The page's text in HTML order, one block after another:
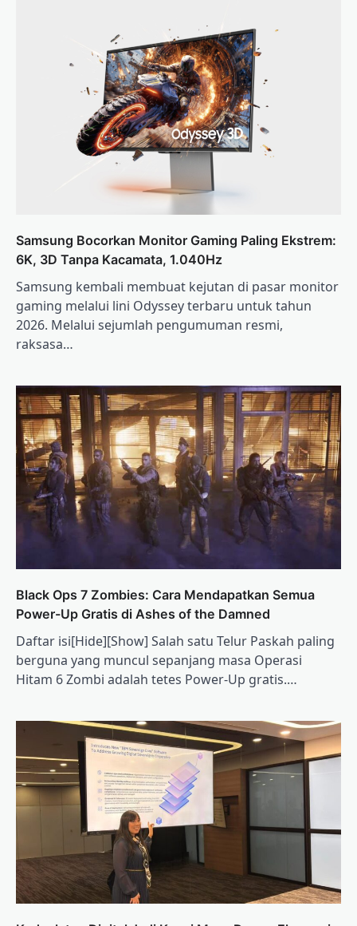
Samsung Bocorkan Monitor Gaming Paling Ekstrem:
6K, 3D Tanpa Kacamata, 1.040Hz
Samsung kembali membuat kejutan di pasar monitor
gaming melalui lini Odyssey terbaru untuk tahun
2026. Melalui sejumlah pengumuman resmi,
raksasa…
Black Ops 7 Zombies: Cara Mendapatkan Semua
Power-Up Gratis di Ashes of the Damned
Daftar isi[Hide][Show] Salah satu Telur Paskah paling
berguna yang muncul sepanjang masa Operasi
Hitam 6 Zombi adalah tetes Power-Up gratis.…